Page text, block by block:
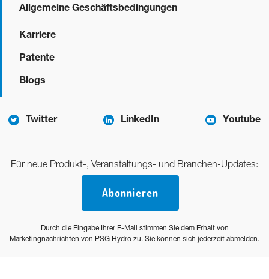
Allgemeine Geschäftsbedingungen
Karriere
Patente
Blogs
Twitter LinkedIn Youtube
Für neue Produkt-, Veranstaltungs- und Branchen-Updates:
Abonnieren
Durch die Eingabe Ihrer E-Mail stimmen Sie dem Erhalt von
Marketingnachrichten von PSG Hydro zu. Sie können sich jederzeit abmelden.